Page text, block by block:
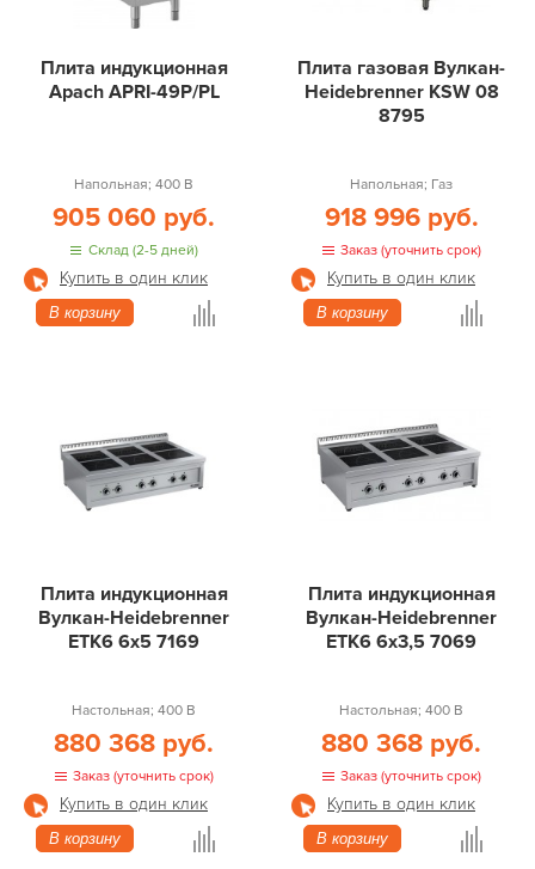
Плита индукционная
Apach APRI-49P/PL
Напольная; 400 В
905 060 руб.
Склад (2-5 дней)
Купить в один клик
В корзину
Плита газовая Вулкан-
Heidebrenner KSW 08
8795
Напольная; Газ
918 996 руб.
Заказ (уточнить срок)
Купить в один клик
В корзину
Плита индукционная
Вулкан-Heidebrenner
ETK6 6х5 7169
Настольная; 400 В
880 368 руб.
Заказ (уточнить срок)
Купить в один клик
В корзину
Плита индукционная
Вулкан-Heidebrenner
ETK6 6х3,5 7069
Настольная; 400 В
880 368 руб.
Заказ (уточнить срок)
Купить в один клик
В корзину